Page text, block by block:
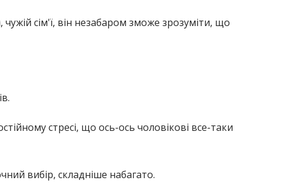
сім'ї, він незабаром зможе зрозуміти, що
стресі, що ось-ось чоловікові все-таки
вибір, складніше набагато.